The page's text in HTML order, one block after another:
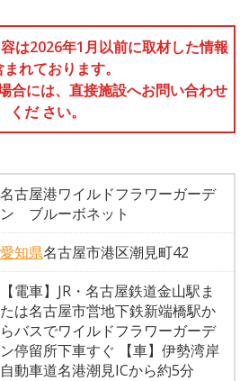
は2026年1月以前に取材した情報
れております。
合には、直接施設へお問い合わせ
くだ さい。
名古屋港ワイルドフラワーガーデ
ン ブルーボネット
愛知県名古屋市港区潮見町42
【電車】JR・名古屋鉄道金山駅ま
たは名古屋市営地下鉄新端橋駅か
らバスでワイルドフラワーガーデ
ン停留所下車すぐ 【車】伊勢湾岸
自動車道名港潮見ICから約5分